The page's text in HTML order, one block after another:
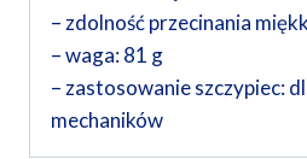
– zdolność przecinania
– waga: 81 g
– zastosowanie szczypiec:
mechaników